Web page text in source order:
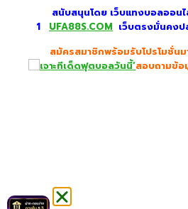
สนับสนุนโดย เว็บแทงบอลออน
1
UFA88S.COM เว็บตรงมั่นคง
สมัครสมาชิกพร้อมรับโปรโมชั่น
‘สอบถามข้อ